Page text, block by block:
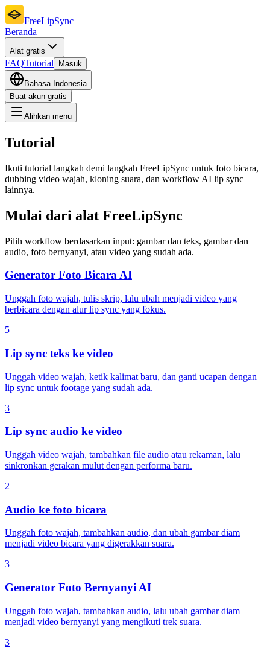
FreeLipSync
Beranda
Alat gratis
FAQTutorial Masuk
Bahasa Indonesia
Buat akun gratis
Alihkan menu
Tutorial
Ikuti tutorial langkah demi langkah FreeLipSync untuk foto bicara,
dubbing video wajah, kloning suara, dan workflow AI lip sync
lainnya.
Mulai dari alat FreeLipSync
Pilih workflow berdasarkan input: gambar dan teks, gambar dan
audio, foto bernyanyi, atau video yang sudah ada.
Generator Foto Bicara AI
Unggah foto wajah, tulis skrip, lalu ubah menjadi video yang
berbicara dengan alur lip sync yang fokus.
5
Lip sync teks ke video
Unggah video wajah, ketik kalimat baru, dan ganti ucapan dengan
lip sync untuk footage yang sudah ada.
3
Lip sync audio ke video
Unggah video wajah, tambahkan file audio atau rekaman, lalu
sinkronkan gerakan mulut dengan performa baru.
2
Audio ke foto bicara
Unggah foto wajah, tambahkan audio, dan ubah gambar diam
menjadi video bicara yang digerakkan suara.
3
Generator Foto Bernyanyi AI
Unggah foto wajah, tambahkan audio, lalu ubah gambar diam
menjadi video bernyanyi yang mengikuti trek suara.
3